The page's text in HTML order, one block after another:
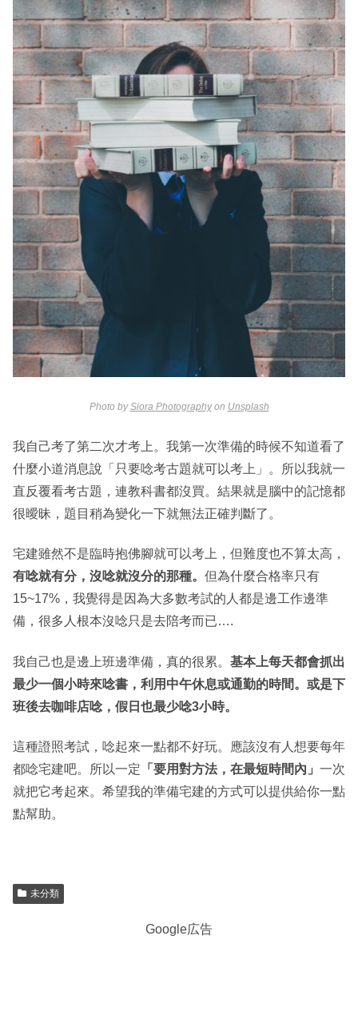
Photo bySiora Photographyon Unsplash
我自己考了第二次才考上。我第一次準備的時候不知道看了
什麼小道消息說「只要唸考古題就可以考上」。所以我就一
直反覆看考古題，連教科書都沒買。結果就是腦中的記憶都
很曖昧，題目稍為變化一下就無法正確判斷了。
宅建雖然不是臨時抱佛腳就可以考上，但難度也不算太高，
有唸就有分，沒唸就沒分的那種。 但為什麼合格率只有
15~17%，我覺得是因為大多數考試的人都是邊工作邊準
備，很多人根本沒唸只是去陪考而已….
我自己也是邊上班邊準備，真的很累。 基本上每天都會抓出
最少一個小時來唸書，利用中午休息或通勤的時間。或是下
班後去咖啡店唸，假日也最少唸3小時。
這種證照考試，唸起來一點都不好玩。應該沒有人想要每年
都唸宅建吧。所以一定 「要用對方法，在最短時間內」 一次
就把它考起來。希望我的準備宅建的方式可以提供給你一點
點幫助。
未分類
Google広告